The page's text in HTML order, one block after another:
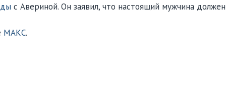
с Авериной. Он заявил, что настоящий мужчина
МАКС.